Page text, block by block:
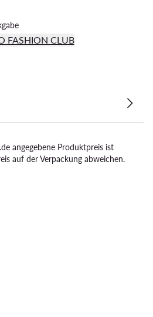
FASHION CLUB
angegebene Produktpreis ist
auf der Verpackung abweichen.